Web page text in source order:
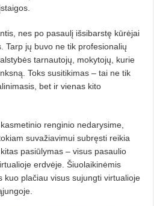
nes po pasaulį išsibarstę kūrėjai
Tarp jų buvo ne tik profesionalių
tarnautojų, mokytojų, kurie
Toks susitikimas – tai ne tik
bet ir vienas kito
renginio nedarysime,
suvažiavimui subręsti reikia
pasiūlymas – visus pasaulio
erdvėje. Šiuolaikinėmis
kuo plačiau visus sujungti virtualioje